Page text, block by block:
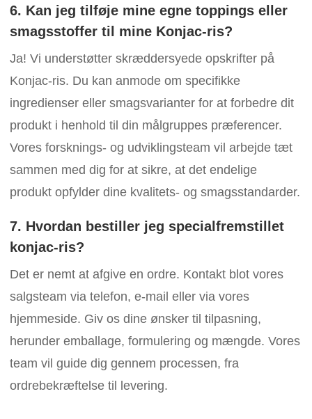
6. Kan jeg tilføje mine egne toppings eller
smagsstoffer til mine Konjac-ris?
Ja! Vi understøtter skræddersyede opskrifter på
Konjac-ris. Du kan anmode om specifikke
ingredienser eller smagsvarianter for at forbedre dit
produkt i henhold til din målgruppes præferencer.
Vores forsknings- og udviklingsteam vil arbejde tæt
sammen med dig for at sikre, at det endelige
produkt opfylder dine kvalitets- og smagsstandarder.
7. Hvordan bestiller jeg specialfremstillet
konjac-ris?
Det er nemt at afgive en ordre. Kontakt blot vores
salgsteam via telefon, e-mail eller via vores
hjemmeside. Giv os dine ønsker til tilpasning,
herunder emballage, formulering og mængde. Vores
team vil guide dig gennem processen, fra
ordrebekræftelse til levering.